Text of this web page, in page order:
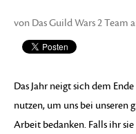
von Das Guild Wars 2 Team
Das Jahr neigt sich dem
nutzen, um uns bei unseren
Arbeit bedanken. Falls ihr